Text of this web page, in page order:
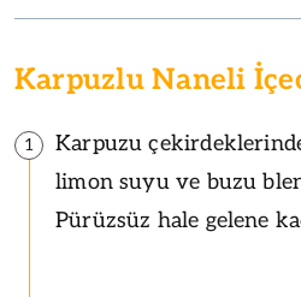
Karpuzlu Naneli
1
Karpuzu
limon suyu ve buzu
Pürüzsüz hale gelene